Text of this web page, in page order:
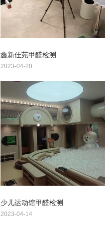
鑫新佳苑甲醛检测
2023-04-20
少儿运动馆甲醛检测
2023-04-14